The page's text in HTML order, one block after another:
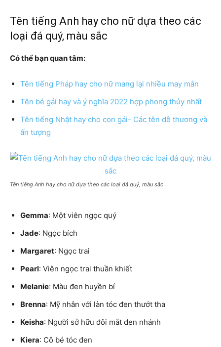
Tên tiếng Anh hay cho nữ dựa theo các
loại đá quý, màu sắc
Có thể bạn quan tâm:
Tên tiếng Pháp hay cho nữ mang lại nhiều may mắn
Tên bé gái hay và ý nghĩa 2022 hợp phong thủy nhất
Tên tiếng Nhật hay cho con gái- Các tên dễ thương và
ấn tượng
Tên tiếng Anh hay cho nữ dựa theo các loại đá quý, màu sắc
Gemma: Một viên ngọc quý
Jade: Ngọc bích
Margaret: Ngọc trai
Pearl: Viên ngọc trai thuần khiết
Melanie: Màu đen huyền bí
Brenna: Mỹ nhân với làn tóc đen thướt tha
Keisha: Người sở hữu đôi mắt đen nhánh
Kiera: Cô bé tóc đen